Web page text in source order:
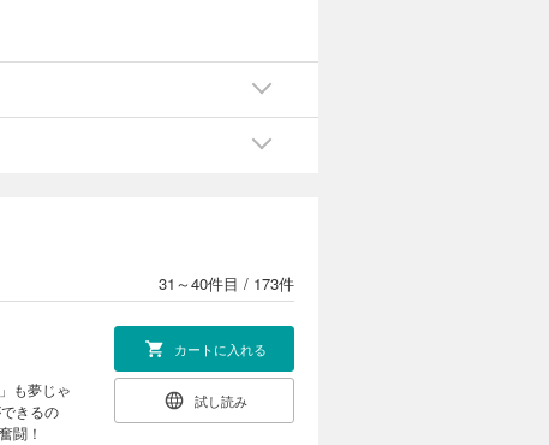
31～40件目 / 173件
きるの
！
！
カートに入れる
も夢じゃ
きるの
闘！
カートに入れる
試し読み